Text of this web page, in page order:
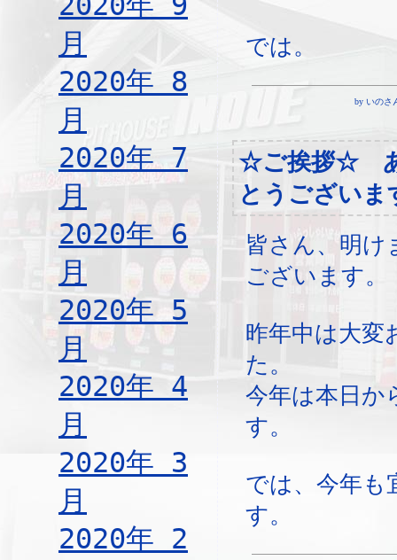
月
2020年 8
月
2020年 7
月
2020年 6
月
2020年 5
月
2020年 4
月
2020年 3
月
2020年 2
では。
by いのさ
☆ご挨拶☆ あ
とうございま
皆さん、明け
ございます。
昨年中は大変
た。
今年は本日か
す。
では、今年も
す。